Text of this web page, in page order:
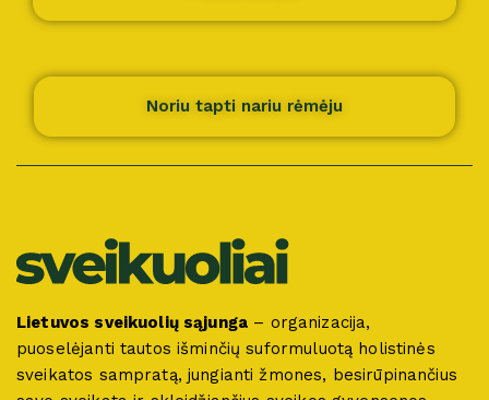
Noriu tapti nariu rėmėju
Lietuvos sveikuolių sąjunga – organizacija,
puoselėjanti tautos išminčių suformuluotą holistinės
sveikatos sampratą, jungianti žmones, besirūpinančius